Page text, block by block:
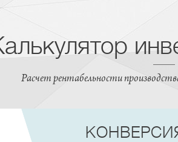
Расчет рентабельности